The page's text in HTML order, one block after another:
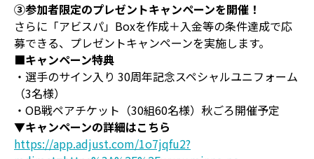
③参加者限定のプレゼントキャンペーンを開催！
さらに「アビスパ」Boxを作成＋入金等の条件達成で応
募できる、プレゼントキャンペーンを実施します。
■キャンペーン特典
・選手のサイン入り 30周年記念スペシャルユニフォーム
（3名様）
・OB戦ペアチケット（30組60名様）秋ごろ開催予定
▼キャンペーンの詳細はこちら
https://app.adjust.com/1o7jqfu2?